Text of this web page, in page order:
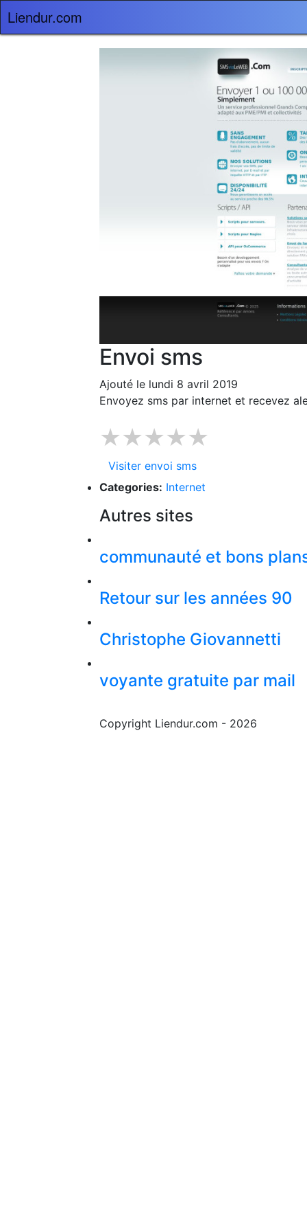
Liendur.com
Envoi sms
Ajouté le lundi 8 avril 2019
Envoyez sms par internet et recevez
★★★★★
Visiter envoi sms
Categories: Internet
Autres sites
communauté et bons
Retour sur les années 90
Christophe Giovannetti
voyante gratuite par mail
Copyright Liendur.com - 2026